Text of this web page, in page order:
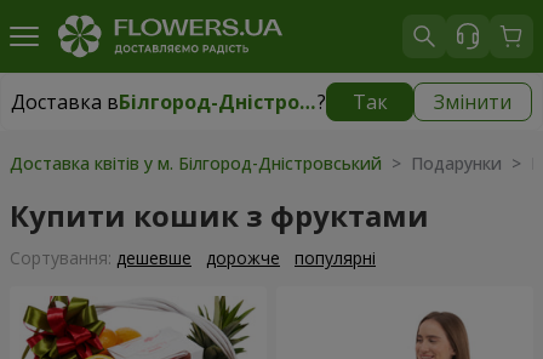
Доставка в Білгород-Дністровський? Так Змінити
Доставка вБілгород-Дністровський|безкоштовно
Доставка квітів у м. Білгород-Дністровський > Подарунки >
Купити кошик з фруктами
Сортування: дешевше дорожче популярні